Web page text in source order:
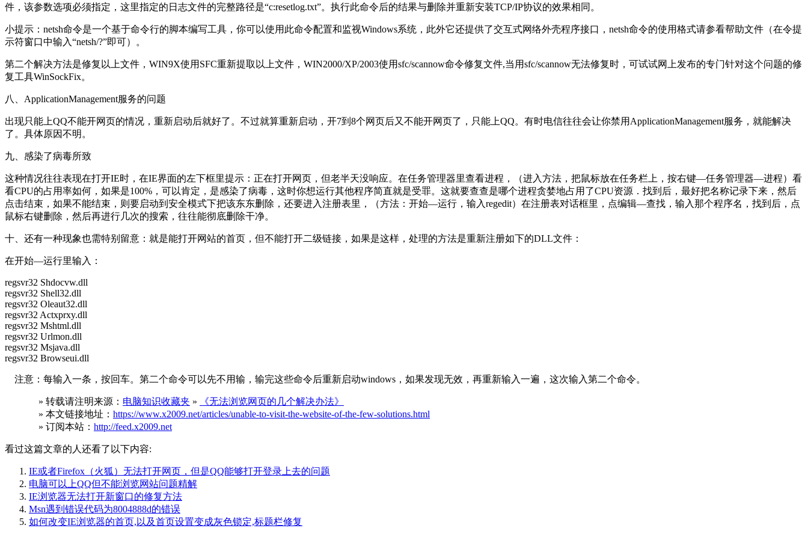
件，该参数选项必须指定，这里指定的日志文件的完整路径是“c:resetlog.txt”。执行此命令后的结果与删除并重新安装TCP/IP协议的效果相同。
小提示：netsh命令是一个基于命令行的脚本编写工具，你可以使用此命令配置和监视Windows系统，此外它还提供了交互式网络外壳程序接口，netsh命令的使用格式请参看帮助文件（在令提
示符窗口中输入“netsh/?”即可）。
第二个解决方法是修复以上文件，WIN9X使用SFC重新提取以上文件，WIN2000/XP/2003使用sfc/scannow命令修复文件,当用sfc/scannow无法修复时，可试试网上发布的专门针对这个问题的修
复工具WinSockFix。
八、ApplicationManagement服务的问题
出现只能上QQ不能开网页的情况，重新启动后就好了。不过就算重新启动，开7到8个网页后又不能开网页了，只能上QQ。有时电信往往会让你禁用ApplicationManagement服务，就能解决
了。具体原因不明。
九、感染了病毒所致
这种情况往往表现在打开IE时，在IE界面的左下框里提示：正在打开网页，但老半天没响应。在任务管理器里查看进程，（进入方法，把鼠标放在任务栏上，按右键—任务管理器—进程）看
看CPU的占用率如何，如果是100%，可以肯定，是感染了病毒，这时你想运行其他程序简直就是受罪。这就要查查是哪个进程贪婪地占用了CPU资源．找到后，最好把名称记录下来，然后
点击结束，如果不能结束，则要启动到安全模式下把该东东删除，还要进入注册表里，（方法：开始—运行，输入regedit）在注册表对话框里，点编辑—查找，输入那个程序名，找到后，点
鼠标右键删除，然后再进行几次的搜索，往往能彻底删除干净。
十、还有一种现象也需特别留意：就是能打开网站的首页，但不能打开二级链接，如果是这样，处理的方法是重新注册如下的DLL文件：
在开始—运行里输入：
regsvr32 Shdocvw.dll
regsvr32 Shell32.dll
regsvr32 Oleaut32.dll
regsvr32 Actxprxy.dll
regsvr32 Mshtml.dll
regsvr32 Urlmon.dll
regsvr32 Msjava.dll
regsvr32 Browseui.dll
注意：每输入一条，按回车。第二个命令可以先不用输，输完这些命令后重新启动windows，如果发现无效，再重新输入一遍，这次输入第二个命令。
» 转载请注明来源： 电脑知识收藏夹 »
《无法浏览网页的几个解决办法》
» 本文链接地址： https://www.x2009.net/articles/unable-to-visit-the-website-of-the-few-solutions.html
» 订阅本站： http://feed.x2009.net
看过这篇文章的人还看了以下内容:
IE或者Firefox（火狐）无法打开网页，但是QQ能够打开登录上去的问题
电脑可以上QQ但不能浏览网站问题精解
IE浏览器无法打开新窗口的修复方法
Msn遇到错误代码为8004888d的错误
如何改变IE浏览器的首页,以及首页设置变成灰色锁定,标题栏修复